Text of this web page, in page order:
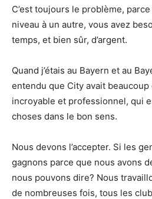
C’est toujours le problème,
niveau à un autre, vous avez
temps, et bien sûr, d’argent.
Quand j’étais au Bayern et au
entendu que City avait beaucoup
incroyable et professionnel, qui
choses dans le bon sens.
Nous devons l’accepter. Si les
gagnons parce que nous avons
nous pouvons dire? Nous
de nombreuses fois, tous les